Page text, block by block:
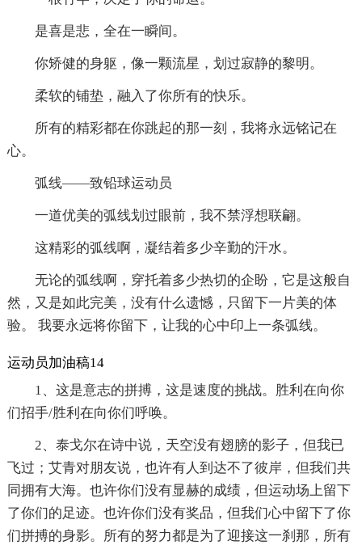
是喜是悲，全在一瞬间。
你矫健的身躯，像一颗流星，划过寂静的黎明。
柔软的铺垫，融入了你所有的快乐。
所有的精彩都在你跳起的那一刻，我将永远铭记在
心。
弧线——致铅球运动员
一道优美的弧线划过眼前，我不禁浮想联翩。
这精彩的弧线啊，凝结着多少辛勤的汗水。
无论的弧线啊，穿托着多少热切的企盼，它是这般自
然，又是如此完美，没有什么遗憾，只留下一片美的体
验。 我要永远将你留下，让我的心中印上一条弧线。
运动员加油稿14
1、这是意志的拼搏，这是速度的挑战。胜利在向你
们招手/胜利在向你们呼唤。
2、泰戈尔在诗中说，天空没有翅膀的影子，但我已
飞过；艾青对朋友说，也许有人到达不了彼岸，但我们共
同拥有大海。也许你们没有显赫的成绩，但运动场上留下
了你们的足迹。也许你们没有奖品，但我们心中留下了你
们拼搏的身影。所有的努力都是为了迎接这一刹那，所有